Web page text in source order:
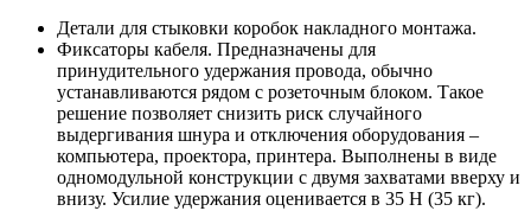
Детали для стыковки коробок накладного монтажа.
Фиксаторы кабеля. Предназначены для
принудительного удержания провода, обычно
устанавливаются рядом с розеточным блоком. Такое
решение позволяет снизить риск случайного
выдергивания шнура и отключения оборудования –
компьютера, проектора, принтера. Выполнены в виде
одномодульной конструкции с двумя захватами вверху и
внизу. Усилие удержания оценивается в 35 H (35 кг).